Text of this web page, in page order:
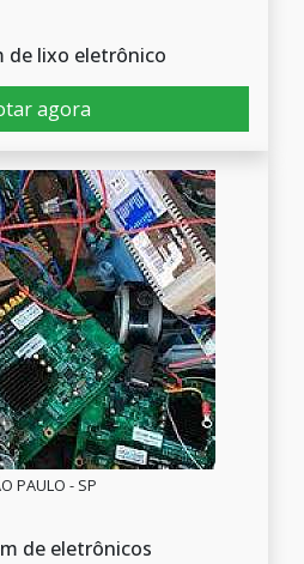
de lixo eletrônico
agora
PAULO - SP
de eletrônicos